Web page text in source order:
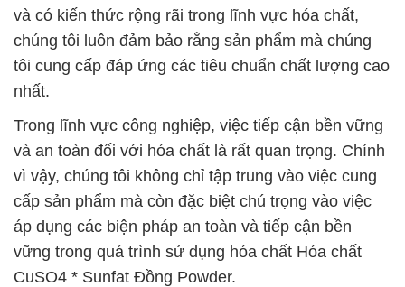
và có kiến thức rộng rãi trong lĩnh vực hóa chất,
chúng tôi luôn đảm bảo rằng sản phẩm mà chúng
tôi cung cấp đáp ứng các tiêu chuẩn chất lượng cao
nhất.
Trong lĩnh vực công nghiệp, việc tiếp cận bền vững
và an toàn đối với hóa chất là rất quan trọng. Chính
vì vậy, chúng tôi không chỉ tập trung vào việc cung
cấp sản phẩm mà còn đặc biệt chú trọng vào việc
áp dụng các biện pháp an toàn và tiếp cận bền
vững trong quá trình sử dụng hóa chất Hóa chất
CuSO4 * Sunfat Đồng Powder.